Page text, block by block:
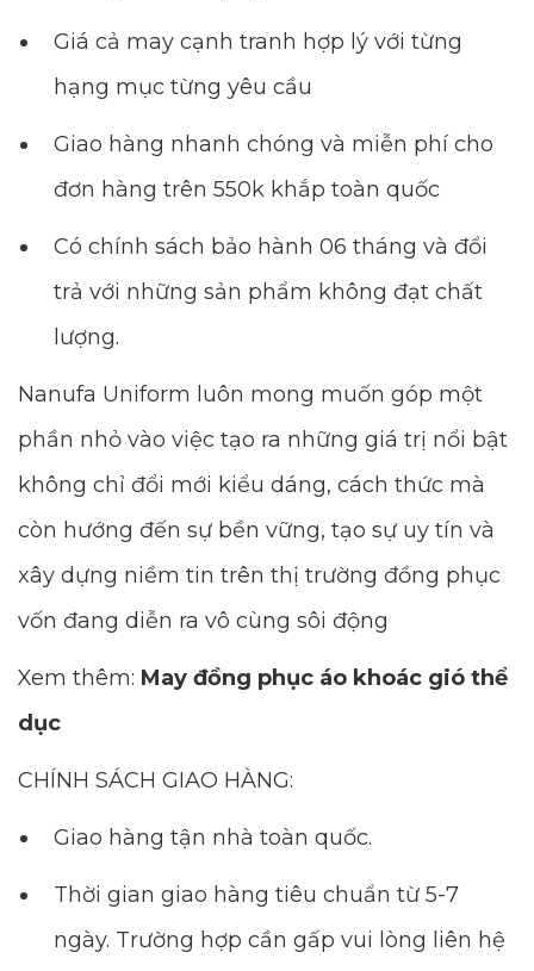
Giá cả may cạnh tranh hợp lý với từng
hạng mục từng yêu cầu
Giao hàng nhanh chóng và miễn phí cho
đơn hàng trên 550k khắp toàn quốc
Có chính sách bảo hành 06 tháng và đổi
trả với những sản phẩm không đạt chất
lượng.
Nanufa Uniform luôn mong muốn góp một
phần nhỏ vào việc tạo ra những giá trị nổi bật
không chỉ đổi mới kiểu dáng, cách thức mà
còn hướng đến sự bền vững, tạo sự uy tín và
xây dựng niềm tin trên thị trường đồng phục
vốn đang diễn ra vô cùng sôi động
Xem thêm: May đồng phục áo khoác gió thể
dục
CHÍNH SÁCH GIAO HÀNG:
Giao hàng tận nhà toàn quốc.
Thời gian giao hàng tiêu chuẩn từ 5-7
ngày. Trường hợp cần gấp vui lòng liên hệ